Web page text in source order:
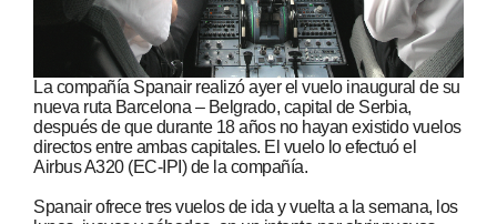
La compañía Spanair realizó ayer el vuelo inaugural de su
nueva ruta Barcelona – Belgrado, capital de Serbia,
después de que durante 18 años no hayan existido vuelos
directos entre ambas capitales. El vuelo lo efectuó el
Airbus A320 (EC-IPI) de la compañía.
Spanair ofrece tres vuelos de ida y vuelta a la semana, los